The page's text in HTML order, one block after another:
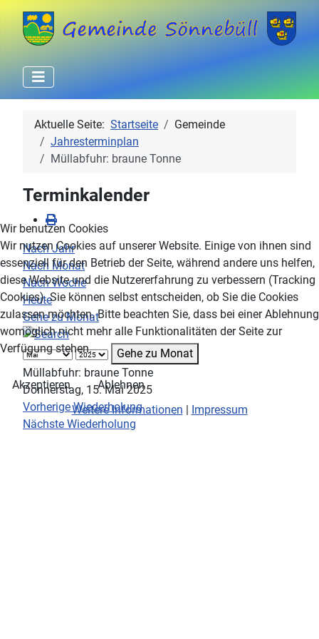
Aktuelle Seite: Startseite
Gemeinde
Jahresterminplan
Müllabfuhr: braune Tonne
Terminkalender
Nach Jahr
Nach Monat
Nach Woche
Heute
Gehe zu Monat
Gehe zu Monat
Müllabfuhr: braune Tonne
Donnerstag, 15. Mai 2025
Vorherige Wiederholung
Nächste Wiederholung
Wir benutzen Cookies
Wir nutzen Cookies auf unserer Website. Einige von ihnen sind
essenziell für den Betrieb der Seite, während andere uns helfen,
diese Website und die Nutzererfahrung zu verbessern (Tracking
Cookies). Sie können selbst entscheiden, ob Sie die Cookies
zulassen möchten. Bitte beachten Sie, dass bei einer Ablehnung
womöglich nicht mehr alle Funktionalitäten der Seite zur
Verfügung stehen.
Akzeptieren
Ablehnen
Weitere Informationen | Impressum